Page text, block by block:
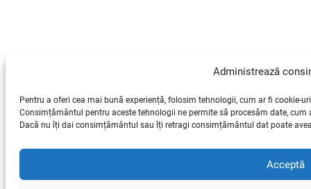
Administrează
Pentru a oferi cea mai bună experiență, folosim tehnologii, cum ar fi cookie-
Consimțământul pentru aceste tehnologii ne permite să procesăm date,
Dacă nu îți dai consimțământul sau îți retragi consimțământul dat poate
Acceptă